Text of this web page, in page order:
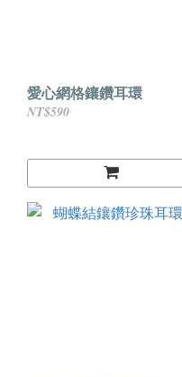
愛心網格鑲鑽耳環
NT$590